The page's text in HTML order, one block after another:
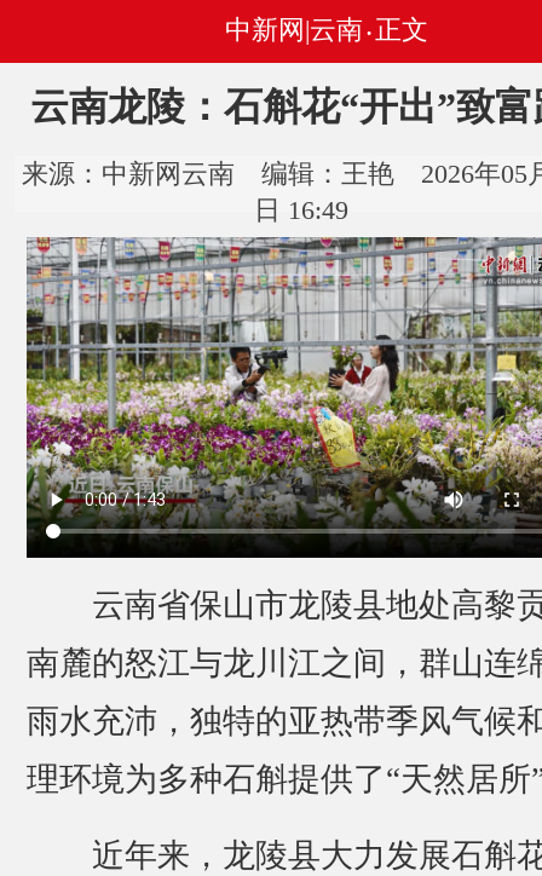
中新网|云南 • 正文
云南龙陵：石斛花“开出”致富
来源：中新网云南 编辑：王艳 2026年05
日 16:49
云南省保山市龙陵县地处高黎
南麓的怒江与龙川江之间，群山连
雨水充沛，独特的亚热带季风气候
理环境为多种石斛提供了“天然居所
近年来，龙陵县大力发展石斛